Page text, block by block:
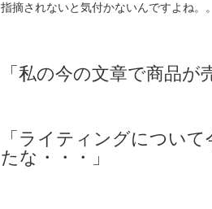
指摘されないと気付かないんですよね。
「私の今の文章で商品が
「ライティングについ
たな・・・」